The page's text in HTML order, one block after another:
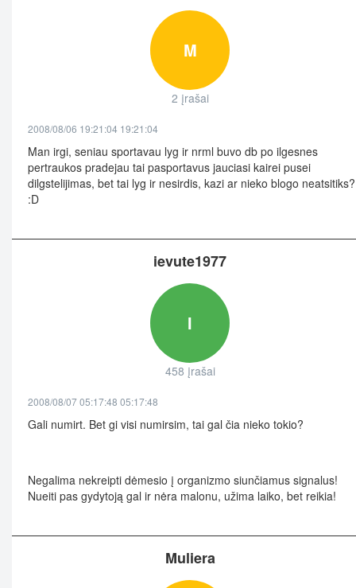
M
2 įrašai
2008/08/06 19:21:04 19:21:04
Man irgi, seniau sportavau lyg ir nrml buvo db po ilgesnes
pertraukos pradejau tai pasportavus jauciasi kairei pusei
dilgstelijimas, bet tai lyg ir nesirdis, kazi ar nieko blogo neatsitiks?
:D
ievute1977
I
458 įrašai
2008/08/07 05:17:48 05:17:48
Gali numirt. Bet gi visi numirsim, tai gal čia nieko tokio?
Negalima nekreipti dėmesio į organizmo siunčiamus signalus!
Nueiti pas gydytoją gal ir nėra malonu, užima laiko, bet reikia!
Muliera